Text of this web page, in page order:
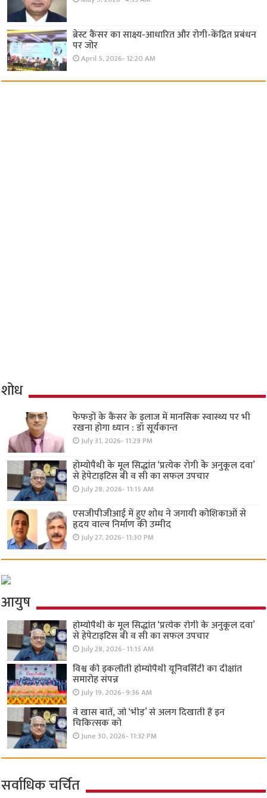
ब्रेस्ट कैंसर का साक्ष्य-आधारित और रोगी-केंद्रित प्रबंधन
पर जोर
April 5, 2026- 12:20 AM
शोध
फेफड़ों के कैंसर के इलाज में मानसिक स्वास्थ्य पर भी
रखना होगा ध्यान : डॉ सूर्यकान्त
July 31, 2026- 11:29 PM
होम्योपैथी के मूल सिद्धांत ‘प्रत्येक रोगी केे अनुकूल दवा’
से हेपेटाइटिस बी व सी का सफल उपचार
July 28, 2026- 11:15 AM
एसजीपीजीआई में हुए शोध ने जगायी कोशिकाओं से
हृदय वाल्व निर्माण की उम्मीद
July 27, 2026- 11:30 PM
आयुष
होम्योपैथी के मूल सिद्धांत ‘प्रत्येक रोगी केे अनुकूल दवा’
से हेपेटाइटिस बी व सी का सफल उपचार
July 28, 2026- 11:15 AM
विश्व की इकलौती होम्योपैथी यूनिवर्सिटी का दीक्षांत
समारोह संपन्न
July 19, 2026- 9:36 AM
वे खास बातें, जो ‘भीड़’ से अलग दिखाती हैं इन
चिकित्सक को
June 30, 2026- 11:32 PM
सर्वाधिक चर्चित